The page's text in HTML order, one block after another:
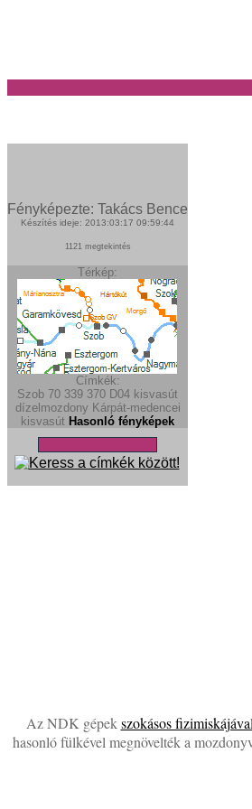
Fényképezte: Takács Bence
Készítés ideje: 2013:03:17 09:59:44
1121 megtekintés
Térkép:
Címkék:
Szob 70 339 370 D04 kisvasút
dízelmozdony Kárpát-medencei
kisvasút Hasonló fényképek
Az NDK gépekszokásos fizimiskájával
hasonló fülkével megnövelték a